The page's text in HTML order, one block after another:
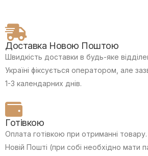
Доставка Новою Поштою
Швидкість доставки в будь-яке
Україні фіксується оператором, але
1-3 календарних днів.
Готівкою
Оплата готівкою при отриманні товару.
Новій Пошті (при собі необхідно мати